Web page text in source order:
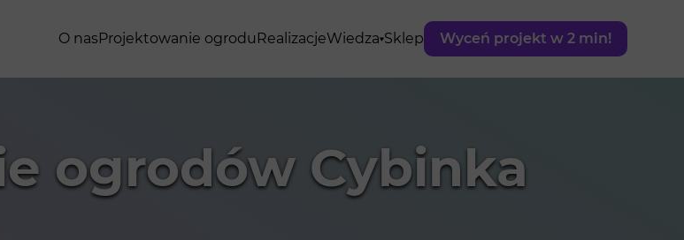
O nasProjektowanie ogrodu RealizacjeWiedza Sklep Wyceń projekt w 2 min!
ogrodów Cybinka